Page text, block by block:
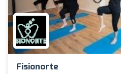
Fisionorte